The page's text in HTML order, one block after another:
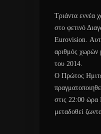
Τριάντα εννέα
στο φετινό
Eurovision.
αριθμός χωρών
του 2014.
Ο Πρώτος
στις 22:00 ώρα
μεταδοθεί